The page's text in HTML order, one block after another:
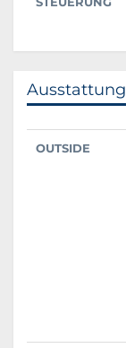
Ausstattung
OUTSIDE